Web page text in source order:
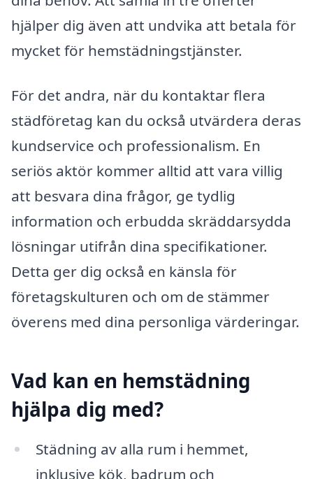
hjälper dig även att undvika att betala för
mycket för hemstädningstjänster.
För det andra, när du kontaktar flera
städföretag kan du också utvärdera deras
kundservice och professionalism. En
seriös aktör kommer alltid att vara villig
att besvara dina frågor, ge tydlig
information och erbudda skräddarsydda
lösningar utifrån dina specifikationer.
Detta ger dig också en känsla för
företagskulturen och om de stämmer
överens med dina personliga värderingar.
Vad kan en hemstädning
hjälpa dig med?
Städning av alla rum i hemmet,
inklusive kök, badrum och